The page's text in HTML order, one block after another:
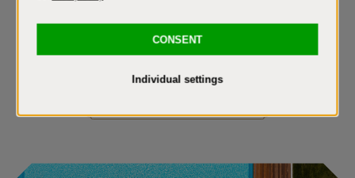
Élvezze a kiváló kulináris kreációkat. Töltsön időt együtt egy
finom étel és egy pohár finom bor mellett.